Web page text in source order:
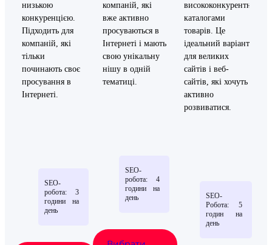
низькою
конкуренцією.
Підходить для
компаній, які
тільки
починають своє
просування в
Інтернеті.
SEO-
робота: 3
години на
день
компаній, які
вже активно
просуваються в
Інтернеті і мають
свою унікальну
нішу в одній
тематиці.
SEO-
робота: 4
години на
день
висококонкурентними
каталогами
товарів. Це
ідеальний варіант
для великих
сайтів і веб-
сайтів, які хочуть
активно
розвиватися.
SEO-
Робота: 5
годин на
день